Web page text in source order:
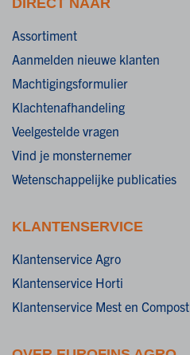
Assortiment
Aanmelden nieuwe klanten
Machtigingsformulier
Klachtenafhandeling
Veelgestelde vragen
Vind je monsternemer
Wetenschappelijke publicaties
KLANTENSERVICE
Klantenservice Agro
Klantenservice Horti
Klantenservice Mest en Compost